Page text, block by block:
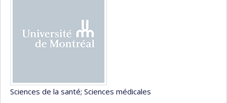
Sciences de la santé; Sciences médicales